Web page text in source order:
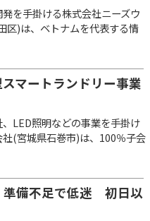
を手掛ける株式会社ニーズウ
区)は、ベトナムを代表する情
マートランドリー事業
LED照明などの事業を手掛け
(宮城県石巻市)は、100％子会
準備不足で低迷 初日以